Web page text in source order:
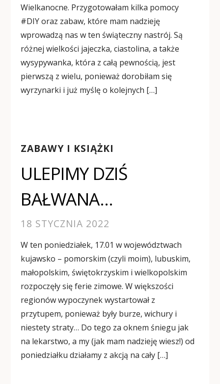
Wielkanocne. Przygotowałam kilka pomocy
#DIY oraz zabaw, które mam nadzieję
wprowadzą nas w ten świąteczny nastrój. Są
różnej wielkości jajeczka, ciastolina, a także
wysypywanka, która z całą pewnością, jest
pierwszą z wielu, ponieważ dorobiłam się
wyrzynarki i już myślę o kolejnych […]
ZABAWY I KSIĄŻKI
ULEPIMY DZIŚ
BAŁWANA…
18 STYCZNIA 2022
W ten poniedziałek, 17.01 w województwach
kujawsko – pomorskim (czyli moim), lubuskim,
małopolskim, świętokrzyskim i wielkopolskim
rozpoczęły się ferie zimowe. W większości
regionów wypoczynek wystartował z
przytupem, ponieważ były burze, wichury i
niestety straty… Do tego za oknem śniegu jak
na lekarstwo, a my (jak mam nadzieję wiesz!) od
poniedziałku działamy z akcją na cały […]